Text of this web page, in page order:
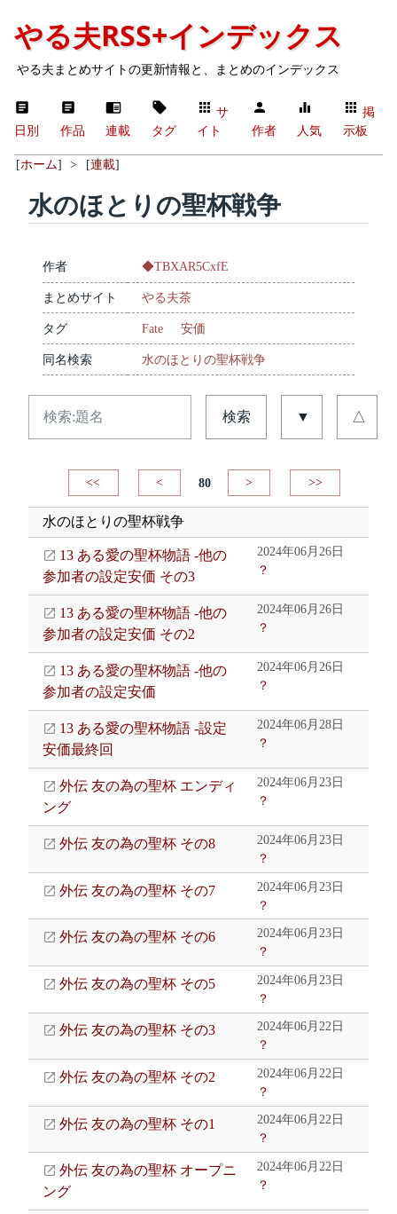
やる夫RSS+インデックス
やる夫まとめサイトの更新情報と、まとめのインデックス
日別 作品 連載 タグ
サ
イト
作者 人気
掲
示板
[ホーム] > [連載]
水のほとりの聖杯戦争
作者 ◆TBXAR5CxfE
まとめサイト やる夫茶
タグ Fate 安価
同名検索 水のほとりの聖杯戦争
検索 ▼ △
<< < 80 > >>
水のほとりの聖杯戦争
13 ある愛の聖杯物語 -他の
参加者の設定安価 その3
2024年06月26日
？
13 ある愛の聖杯物語 -他の
参加者の設定安価 その2
2024年06月26日
？
13 ある愛の聖杯物語 -他の
参加者の設定安価
2024年06月26日
？
13 ある愛の聖杯物語 -設定
安価最終回
2024年06月28日
？
外伝 友の為の聖杯 エンディ
ング
2024年06月23日
？
外伝 友の為の聖杯 その8
2024年06月23日
？
外伝 友の為の聖杯 その7
2024年06月23日
？
外伝 友の為の聖杯 その6
2024年06月23日
？
外伝 友の為の聖杯 その5
2024年06月23日
？
外伝 友の為の聖杯 その3
2024年06月22日
？
外伝 友の為の聖杯 その2
2024年06月22日
？
外伝 友の為の聖杯 その1
2024年06月22日
？
外伝 友の為の聖杯 オープニ
ング
2024年06月22日
？